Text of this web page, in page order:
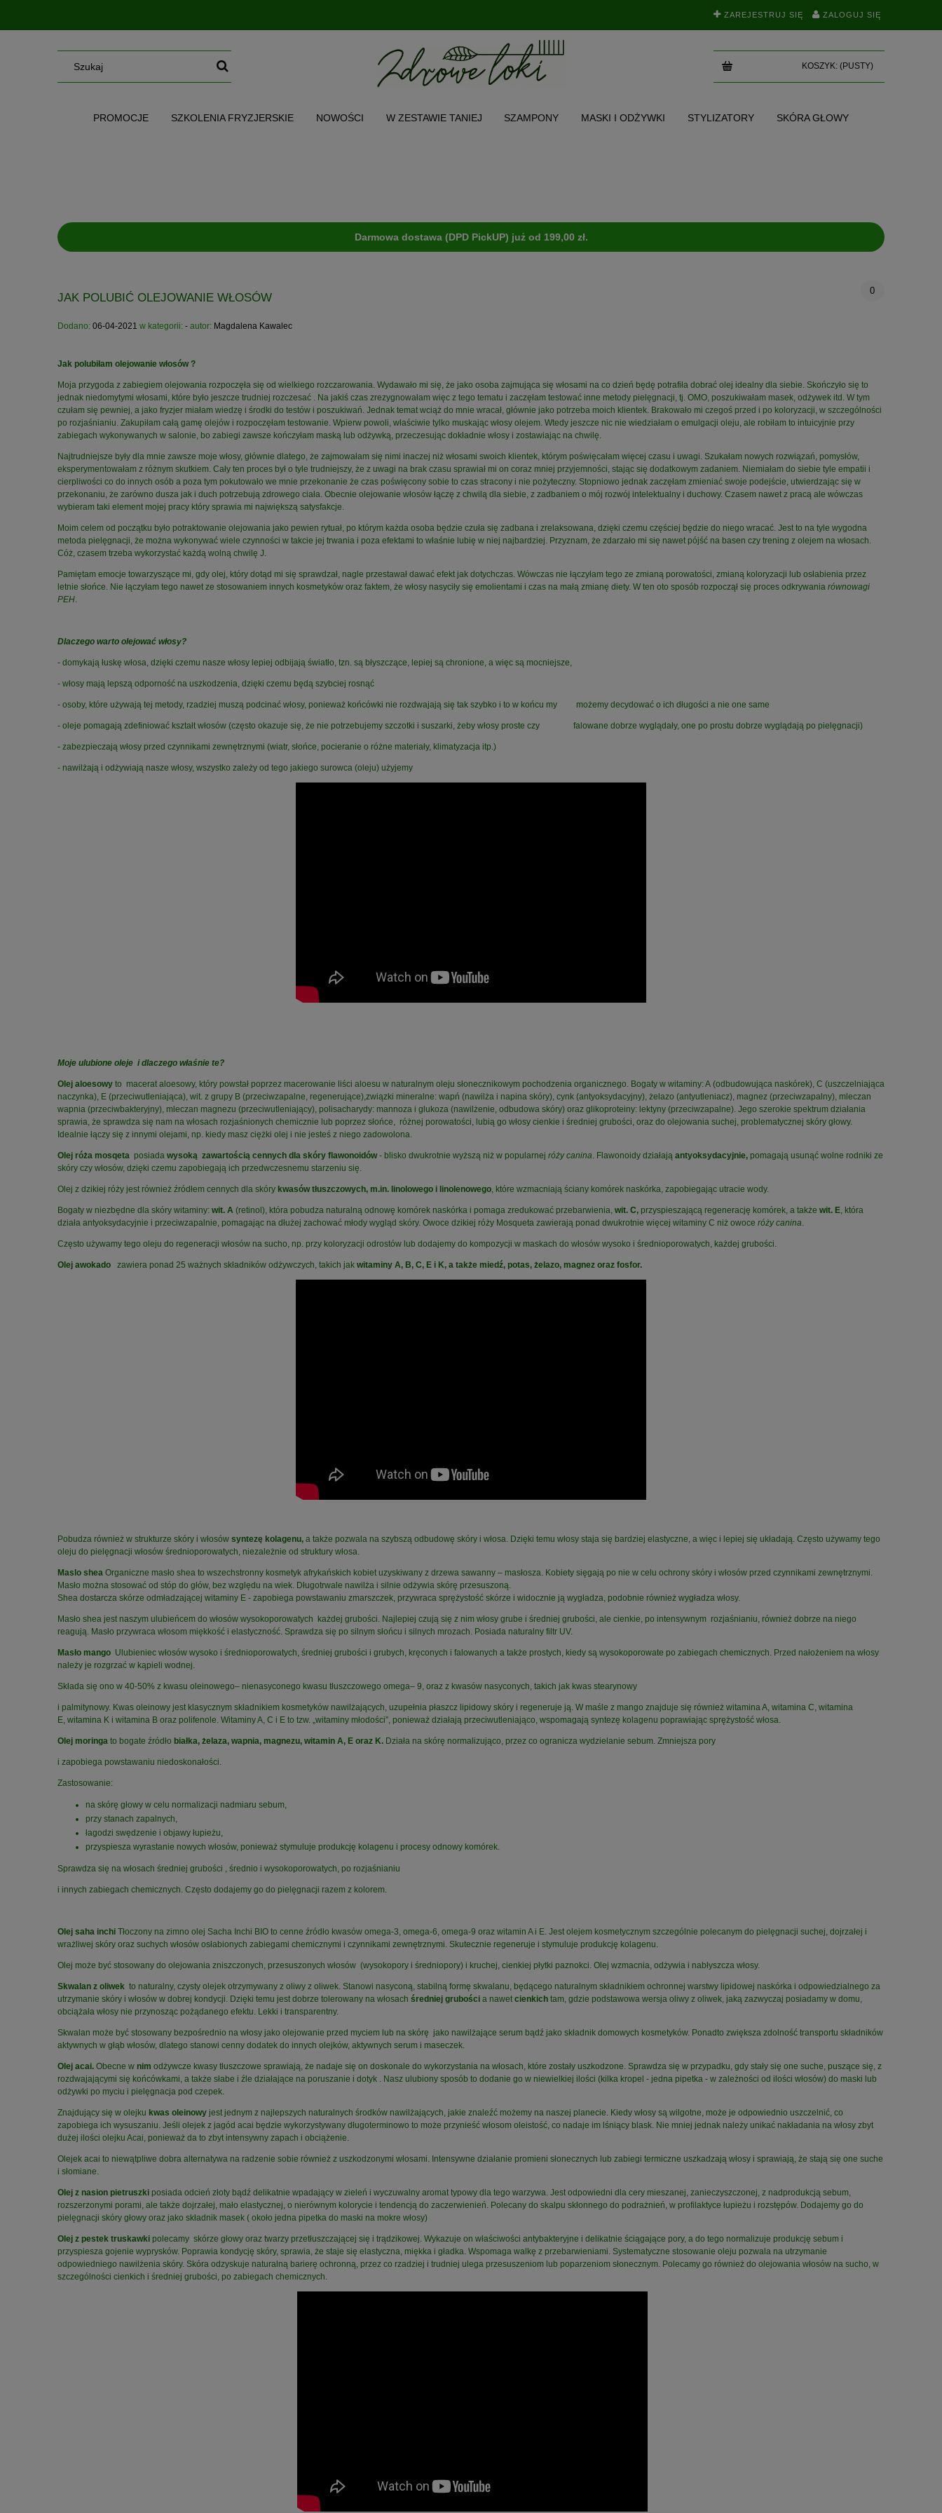
ZAREJESTRUJ SIĘ ZALOGUJ SIĘ
KOSZYK: (PUSTY)
PROMOCJE SZKOLENIA FRYZJERSKIE NOWOŚCI W ZESTAWIE TANIEJ SZAMPONY MASKI I ODŻYWKI STYLIZATORY SKÓRA GŁOWY
Darmowa dostawa (DPD PickUP) już od 199,00 zł.
JAK POLUBIĆ OLEJOWANIE WŁOSÓW
0
Dodano: 06-04-2021 w kategorii: - autor: Magdalena Kawalec
Jak polubiłam olejowanie włosów ?
Moja przygoda z zabiegiem olejowania rozpoczęła się od wielkiego rozczarowania. Wydawało mi się, że jako osoba zajmująca się włosami na co dzień będę potrafiła dobrać olej idealny dla siebie. Skończyło się to
jednak niedomytymi włosami, które było jeszcze trudniej rozczesać . Na jakiś czas zrezygnowałam więc z tego tematu i zaczęłam testować inne metody pielęgnacji, tj. OMO, poszukiwałam masek, odżywek itd. W tym
czułam się pewniej, a jako fryzjer miałam wiedzę i środki do testów i poszukiwań. Jednak temat wciąż do mnie wracał, głównie jako potrzeba moich klientek. Brakowało mi czegoś przed i po koloryzacji, w szczególności
po rozjaśnianiu. Zakupiłam całą gamę olejów i rozpoczęłam testowanie. Wpierw powoli, właściwie tylko muskając włosy olejem. Wtedy jeszcze nic nie wiedziałam o emulgacji oleju, ale robiłam to intuicyjnie przy
zabiegach wykonywanych w salonie, bo zabiegi zawsze kończyłam maską lub odżywką, przeczesując dokładnie włosy i zostawiając na chwilę.
Najtrudniejsze były dla mnie zawsze moje włosy, głównie dlatego, że zajmowałam się nimi inaczej niż włosami swoich klientek, którym poświęcałam więcej czasu i uwagi. Szukałam nowych rozwiązań, pomysłów,
eksperymentowałam z różnym skutkiem. Cały ten proces był o tyle trudniejszy, że z uwagi na brak czasu sprawiał mi on coraz mniej przyjemności, stając się dodatkowym zadaniem. Niemiałam do siebie tyle empatii i
cierpliwości co do innych osób a poza tym pokutowało we mnie przekonanie że czas poświęcony sobie to czas stracony i nie pożyteczny. Stopniowo jednak zaczęłam zmieniać swoje podejście, utwierdzając się w
przekonaniu, że zarówno dusza jak i duch potrzebują zdrowego ciała. Obecnie olejowanie włosów łączę z chwilą dla siebie, z zadbaniem o mój rozwój intelektualny i duchowy. Czasem nawet z pracą ale wówczas
wybieram taki element mojej pracy który sprawia mi największą satysfakcje.
Moim celem od początku było potraktowanie olejowania jako pewien rytuał, po którym każda osoba będzie czuła się zadbana i zrelaksowana, dzięki czemu częściej będzie do niego wracać. Jest to na tyle wygodna
metoda pielęgnacji, że można wykonywać wiele czynności w takcie jej trwania i poza efektami to właśnie lubię w niej najbardziej. Przyznam, że zdarzało mi się nawet pójść na basen czy trening z olejem na włosach.
Cóż, czasem trzeba wykorzystać każdą wolną chwilę J.
Pamiętam emocje towarzyszące mi, gdy olej, który dotąd mi się sprawdzał, nagle przestawał dawać efekt jak dotychczas. Wówczas nie łączyłam tego ze zmianą porowatości, zmianą koloryzacji lub osłabienia przez
letnie słońce. Nie łączyłam tego nawet ze stosowaniem innych kosmetyków oraz faktem, że włosy nasyciły się emolientami i czas na małą zmianę diety. W ten oto sposób rozpoczął się proces odkrywania równowagi
PEH.
Dlaczego warto olejować włosy?
- domykają łuskę włosa, dzięki czemu nasze włosy lepiej odbijają światło, tzn. są błyszczące, lepiej są chronione, a więc są mocniejsze,
- włosy mają lepszą odporność na uszkodzenia, dzięki czemu będą szybciej rosnąć
- osoby, które używają tej metody, rzadziej muszą podcinać włosy, ponieważ końcówki nie rozdwajają się tak szybko i to w końcu my możemy decydować o ich długości a nie one same
- oleje pomagają zdefiniować kształt włosów (często okazuje się, że nie potrzebujemy szczotki i suszarki, żeby włosy proste czy falowane dobrze wyglądały, one po prostu dobrze wyglądają po pielęgnacji)
- zabezpieczają włosy przed czynnikami zewnętrznymi (wiatr, słońce, pocieranie o różne materiały, klimatyzacja itp.)
- nawilżają i odżywiają nasze włosy, wszystko zależy od tego jakiego surowca (oleju) użyjemy
Moje ulubione oleje i dlaczego właśnie te?
Olej aloesowy to macerat aloesowy, który powstał poprzez macerowanie liści aloesu w naturalnym oleju słonecznikowym pochodzenia organicznego. Bogaty w witaminy: A (odbudowująca naskórek), C (uszczelniająca
naczynka), E (przeciwutleniająca), wit. z grupy B (przeciwzapalne, regenerujące),związki mineralne: wapń (nawilża i napina skóry), cynk (antyoksydacyjny), żelazo (antyutleniacz), magnez (przeciwzapalny), mleczan
wapnia (przeciwbakteryjny), mleczan magnezu (przeciwutleniający), polisacharydy: mannoza i glukoza (nawilżenie, odbudowa skóry) oraz glikoproteiny: lektyny (przeciwzapalne). Jego szerokie spektrum działania
sprawia, że sprawdza się nam na włosach rozjaśnionych chemicznie lub poprzez słońce, różnej porowatości, lubią go włosy cienkie i średniej grubości, oraz do olejowania suchej, problematycznej skóry głowy.
Idealnie łączy się z innymi olejami, np. kiedy masz ciężki olej i nie jesteś z niego zadowolona.
Olej róża mosqeta posiada wysoką zawartością cennych dla skóry flawonoidów- blisko dwukrotnie wyższą niż w popularnej róży canina. Flawonoidy działają antyoksydacyjnie, pomagają usunąć wolne rodniki ze
skóry czy włosów, dzięki czemu zapobiegają ich przedwczesnemu starzeniu się.
Olej z dzikiej róży jest również źródłem cennych dla skóry kwasów tłuszczowych, m.in. linolowego i linolenowego, które wzmacniają ściany komórek naskórka, zapobiegając utracie wody.
Bogaty w niezbędne dla skóry witaminy: wit. A (retinol), która pobudza naturalną odnowę komórek naskórka i pomaga zredukować przebarwienia, wit. C, przyspieszającą regenerację komórek, a także wit. E, która
działa antyoksydacyjnie i przeciwzapalnie, pomagając na dłużej zachować młody wygląd skóry. Owoce dzikiej róży Mosqueta zawierają ponad dwukrotnie więcej witaminy C niż owoce róży canina.
Często używamy tego oleju do regeneracji włosów na sucho, np. przy koloryzacji odrostów lub dodajemy do kompozycji w maskach do włosów wysoko i średnioporowatych, każdej grubości.
Olej awokado zawiera ponad 25 ważnych składników odżywczych, takich jak witaminy A, B, C, E i K, a także miedź, potas, żelazo, magnez oraz fosfor.
Pobudza również w strukturze skóry i włosów syntezę kolagenu, a także pozwala na szybszą odbudowę skóry i włosa. Dzięki temu włosy staja się bardziej elastyczne, a więc i lepiej się układają. Często używamy tego
oleju do pielęgnacji włosów średnioporowatych, niezależnie od struktury włosa.
Maslo shea Organiczne masło shea to wszechstronny kosmetyk afrykańskich kobiet uzyskiwany z drzewa sawanny – masłosza. Kobiety sięgają po nie w celu ochrony skóry i włosów przed czynnikami zewnętrznymi.
Masło można stosować od stóp do głów, bez względu na wiek. Długotrwale nawilża i silnie odżywia skórę przesuszoną.
Shea dostarcza skórze odmładzającej witaminy E - zapobiega powstawaniu zmarszczek, przywraca sprężystość skórze i widocznie ją wygładza, podobnie również wygładza włosy.
Masło shea jest naszym ulubieńcem do włosów wysokoporowatych każdej grubości. Najlepiej czują się z nim włosy grube i średniej grubości, ale cienkie, po intensywnym rozjaśnianiu, również dobrze na niego
reagują. Masło przywraca włosom miękkość i elastyczność. Sprawdza się po silnym słońcu i silnych mrozach. Posiada naturalny filtr UV.
Masło mango Ulubieniec włosów wysoko i średnioporowatych, średniej grubości i grubych, kręconych i falowanych a także prostych, kiedy są wysokoporowate po zabiegach chemicznych. Przed nałożeniem na włosy
należy je rozgrzać w kąpieli wodnej.
Składa się ono w 40-50% z kwasu oleinowego– nienasyconego kwasu tłuszczowego omega– 9, oraz z kwasów nasyconych, takich jak kwas stearynowy
i palmitynowy. Kwas oleinowy jest klasycznym składnikiem kosmetyków nawilżających, uzupełnia płaszcz lipidowy skóry i regeneruje ją. W maśle z mango znajduje się również witamina A, witamina C, witamina
E, witamina K i witamina B oraz polifenole. Witaminy A, C i E to tzw. „witaminy młodości”, ponieważ działają przeciwutleniająco, wspomagają syntezę kolagenu poprawiając sprężystość włosa.
Olej moringa to bogate źródło białka, żelaza, wapnia, magnezu, witamin A, E oraz K. Działa na skórę normalizująco, przez co ogranicza wydzielanie sebum. Zmniejsza pory
i zapobiega powstawaniu niedoskonałości.
Zastosowanie:
na skórę głowy w celu normalizacji nadmiaru sebum,
przy stanach zapalnych,
łagodzi swędzenie i objawy łupieżu,
przyspiesza wyrastanie nowych włosów, ponieważ stymuluje produkcję kolagenu i procesy odnowy komórek.
Sprawdza się na włosach średniej grubości , średnio i wysokoporowatych, po rozjaśnianiu
i innych zabiegach chemicznych. Często dodajemy go do pielęgnacji razem z kolorem.
Olej saha inchi Tłoczony na zimno olej Sacha Inchi BIO to cenne źródło kwasów omega-3, omega-6, omega-9 oraz witamin A i E. Jest olejem kosmetycznym szczególnie polecanym do pielęgnacji suchej, dojrzałej i
wrażliwej skóry oraz suchych włosów osłabionych zabiegami chemicznymi i czynnikami zewnętrznymi. Skutecznie regeneruje i stymuluje produkcję kolagenu.
Olej może być stosowany do olejowania zniszczonych, przesuszonych włosów (wysokopory i średniopory) i kruchej, cienkiej płytki paznokci. Olej wzmacnia, odżywia i nabłyszcza włosy.
Skwalan z oliwek to naturalny, czysty olejek otrzymywany z oliwy z oliwek. Stanowi nasyconą, stabilną formę skwalanu, będącego naturalnym składnikiem ochronnej warstwy lipidowej naskórka i odpowiedzialnego za
utrzymanie skóry i włosów w dobrej kondycji. Dzięki temu jest dobrze tolerowany na włosach średniej grubości a nawetcienkich tam, gdzie podstawowa wersja oliwy z oliwek, jaką zazwyczaj posiadamy w domu,
obciążała włosy nie przynosząc pożądanego efektu. Lekki i transparentny.
Skwalan może być stosowany bezpośrednio na włosy jako olejowanie przed myciem lub na skórę jako nawilżające serum bądź jako składnik domowych kosmetyków. Ponadto zwiększa zdolność transportu składników
aktywnych w głąb włosów, dlatego stanowi cenny dodatek do innych olejków, aktywnych serum i maseczek.
Olej acai. Obecne w nim odżywcze kwasy tłuszczowe sprawiają, że nadaje się on doskonale do wykorzystania na włosach, które zostały uszkodzone. Sprawdza się w przypadku, gdy stały się one suche, puszące się, z
rozdwajającymi się końcówkami, a także słabe i źle działające na poruszanie i dotyk . Nasz ulubiony sposób to dodanie go w niewielkiej ilości (kilka kropel - jedna pipetka - w zależności od ilości włosów) do maski lub
odżywki po myciu i pielęgnacja pod czepek.
Znajdujący się w olejku kwas oleinowy jest jednym z najlepszych naturalnych środków nawilżających, jakie znaleźć możemy na naszej planecie. Kiedy włosy są wilgotne, może je odpowiednio uszczelnić, co
zapobiega ich wysuszaniu. Jeśli olejek z jagód acai będzie wykorzystywany długoterminowo to może przynieść włosom oleistość, co nadaje im lśniący blask. Nie mniej jednak należy unikać nakładania na włosy zbyt
dużej ilości olejku Acai, ponieważ da to zbyt intensywny zapach i obciążenie.
Olejek acai to niewątpliwe dobra alternatywa na radzenie sobie również z uszkodzonymi włosami. Intensywne działanie promieni słonecznych lub zabiegi termiczne uszkadzają włosy i sprawiają, że stają się one suche
i słomiane.
Olej z nasion pietruszki posiada odcień złoty bądź delikatnie wpadający w zieleń i wyczuwalny aromat typowy dla tego warzywa. Jest odpowiedni dla cery mieszanej, zanieczyszczonej, z nadprodukcją sebum,
rozszerzonymi porami, ale także dojrzałej, mało elastycznej, o nierównym kolorycie i tendencją do zaczerwienień. Polecany do skalpu skłonnego do podrażnień, w profilaktyce łupieżu i rozstępów. Dodajemy go do
pielęgnacji skóry głowy oraz jako składnik masek ( około jedna pipetka do maski na mokre włosy)
Olej z pestek truskawki polecamy skórze głowy oraz twarzy przetłuszczającej się i trądzikowej. Wykazuje on właściwości antybakteryjne i delikatnie ściągające pory, a do tego normalizuje produkcję sebum i
przyspiesza gojenie wyprysków. Poprawia kondycję skóry, sprawia, że staje się elastyczna, miękka i gładka. Wspomaga walkę z przebarwieniami. Systematyczne stosowanie oleju pozwala na utrzymanie
odpowiedniego nawilżenia skóry. Skóra odzyskuje naturalną barierę ochronną, przez co rzadziej i trudniej ulega przesuszeniom lub poparzeniom słonecznym. Polecamy go również do olejowania włosów na sucho, w
szczególności cienkich i średniej grubości, po zabiegach chemicznych.